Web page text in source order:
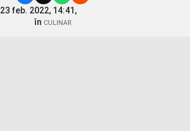
23 feb. 2022, 14:41,
în CULINAR